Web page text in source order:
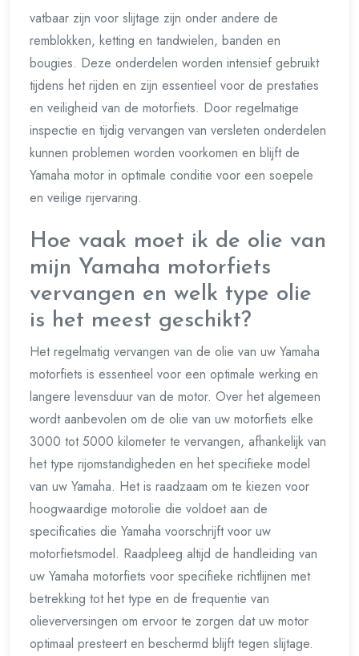
vatbaar zijn voor slijtage zijn onder andere de
remblokken, ketting en tandwielen, banden en
bougies. Deze onderdelen worden intensief gebruikt
tijdens het rijden en zijn essentieel voor de prestaties
en veiligheid van de motorfiets. Door regelmatige
inspectie en tijdig vervangen van versleten onderdelen
kunnen problemen worden voorkomen en blijft de
Yamaha motor in optimale conditie voor een soepele
en veilige rijervaring.
Hoe vaak moet ik de olie van
mijn Yamaha motorfiets
vervangen en welk type olie
is het meest geschikt?
Het regelmatig vervangen van de olie van uw Yamaha
motorfiets is essentieel voor een optimale werking en
langere levensduur van de motor. Over het algemeen
wordt aanbevolen om de olie van uw motorfiets elke
3000 tot 5000 kilometer te vervangen, afhankelijk van
het type rijomstandigheden en het specifieke model
van uw Yamaha. Het is raadzaam om te kiezen voor
hoogwaardige motorolie die voldoet aan de
specificaties die Yamaha voorschrijft voor uw
motorfietsmodel. Raadpleeg altijd de handleiding van
uw Yamaha motorfiets voor specifieke richtlijnen met
betrekking tot het type en de frequentie van
olieverversingen om ervoor te zorgen dat uw motor
optimaal presteert en beschermd blijft tegen slijtage.